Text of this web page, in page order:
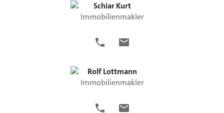
Schiar Kurt
Immobilienmakler
Rolf Lottmann
Immobilienmakler